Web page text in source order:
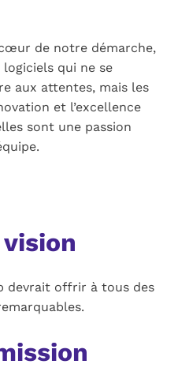
de notre démarche,
qui ne se
aux attentes, mais les
et l’excellence
sont une passion
devrait offrir à tous des